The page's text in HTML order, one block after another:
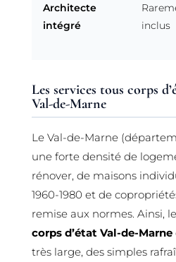
Architecte
intégré
inclus
Les services tous corps
Val-de-Marne
Le Val-de-Marne
une forte densité de
rénover, de maisons
1960-1980 et de
remise aux normes. Ainsi,
corps d’état Val-de-Marne
très large, des simples